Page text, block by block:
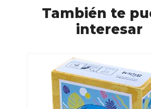
También te
interesar